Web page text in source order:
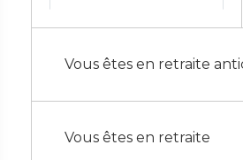
Vous êtes en retraite
Vous êtes en retraite